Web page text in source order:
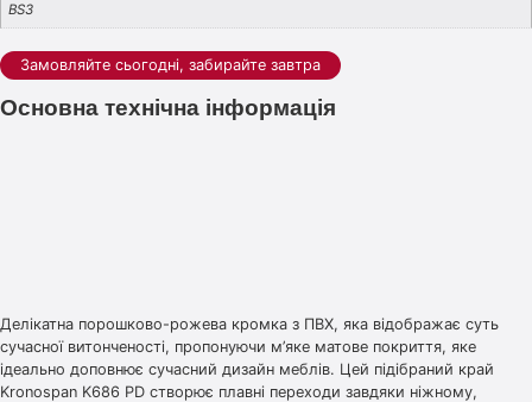
BS3
Замовляйте сьогодні, забирайте завтра
Основна технічна інформація
Делікатна порошково-рожева кромка з ПВХ, яка відображає суть
сучасної витонченості, пропонуючи м’яке матове покриття, яке
ідеально доповнює сучасний дизайн меблів. Цей підібраний край
Kronospan K686 PD створює плавні переходи завдяки ніжному,